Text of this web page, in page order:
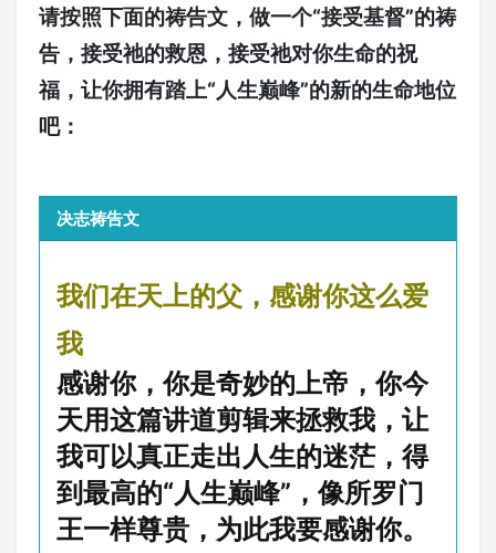
请按照下面的祷告文，做一个“接受基督”的祷
告，接受祂的救恩，接受祂对你生命的祝
福，让你拥有踏上“人生巅峰”的新的生命地位
吧：
决志祷告文
我们在天上的父，感谢你这么爱
我
感谢你，你是奇妙的上帝，你今
天用这篇讲道剪辑来拯救我，让
我可以真正走出人生的迷茫，得
到最高的“人生巅峰”，像所罗门
王一样尊贵，为此我要感谢你。